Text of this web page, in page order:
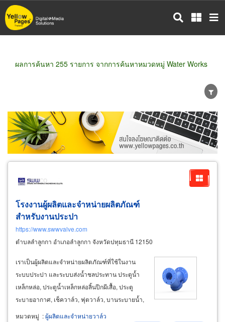
ข้าม
ไป
ผลการค้นหา 255 รายการ จากการค้นหาหมวดหมู่ Water Works
ขายส่ง ขายปลีก ผู้ผลิต
ตัวแทนจัดจำหน่าย
ผู้ส่งออก/นำเข้า
ธุรกิจบริการ
โรงงานผู้ผลิตและจำหน่ายผลิตภัณฑ์
สำหรับงานประปา
https://www.swwvalve.com
ตำบลลำลูกกา อำเภอลำลูกกา จังหวัดปทุมธานี 12150
เราเป็นผู้ผลิตและจำหน่ายผลิตภัณฑ์ที่ใช้ในงาน
ระบบประปา และระบบส่งน้ำชลประทาน ประตูน้ำ
เหล็กหล่อ, ประตูน้ำเหล็กหล่อลิ้นปีกผีเสื้อ, ประตู
ระบายอากาศ, เช็ควาล์ว, ฟุตวาล์ว, บานระบายน้ำ,
อุปกรณ์ที่ใช้กับแพสูบน้ำ, อุปกรณ์ท่อพิเศษ, อุปกรณ์
หมวดหมู่ :ผู้ผลิตและจำหน่ายวาล์ว